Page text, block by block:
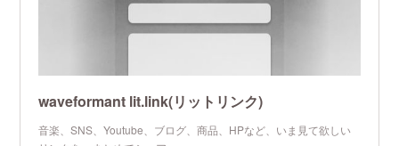
waveformant lit.link(リットリンク)
音楽、SNS、Youtube、ブログ、商品、HPなど、いま見て欲しい